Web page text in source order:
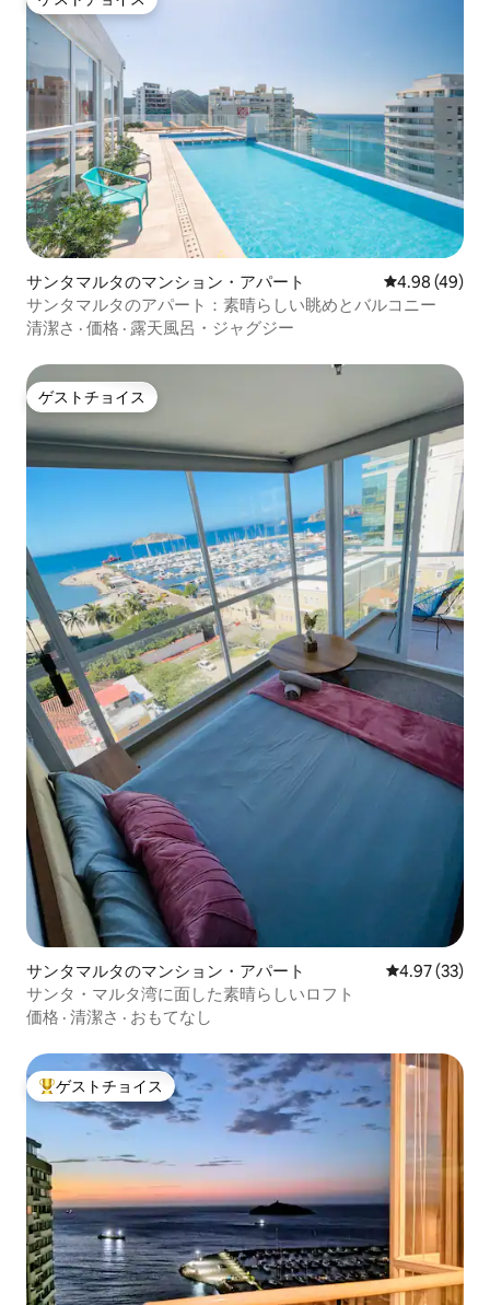
ゲストチョイス
サンタマルタのマンション・アパート レビュー49
4.98 (49)
サンタマルタのアパート：素晴らしい眺めとバルコニー
清潔さ · 価格 · 露天風呂・ジャグジー
ゲストチョイス
ゲストチョイス
サンタマルタのマンション・アパート レビュー33
4.97 (33)
サンタ・マルタ湾に面した素晴らしいロフト
価格 · 清潔さ · おもてなし
大好評のゲストチョイスです。
ゲストチョイス